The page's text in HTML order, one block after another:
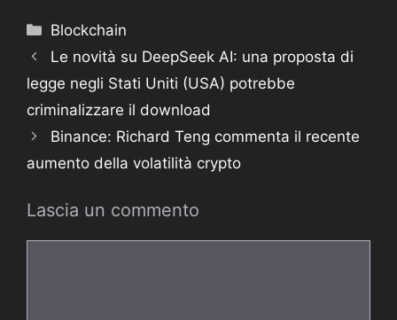
Categorie
Blockchain
Le novità su DeepSeek AI: una proposta di
legge negli Stati Uniti (USA) potrebbe
criminalizzare il download
Binance: Richard Teng commenta il recente
aumento della volatilità crypto
Lascia un commento